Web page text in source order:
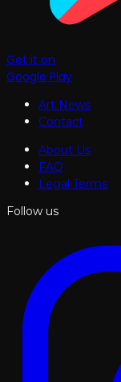
Get it on
Google Play
Art News
Contact
About Us
FAQ
Legal Terms
Follow us